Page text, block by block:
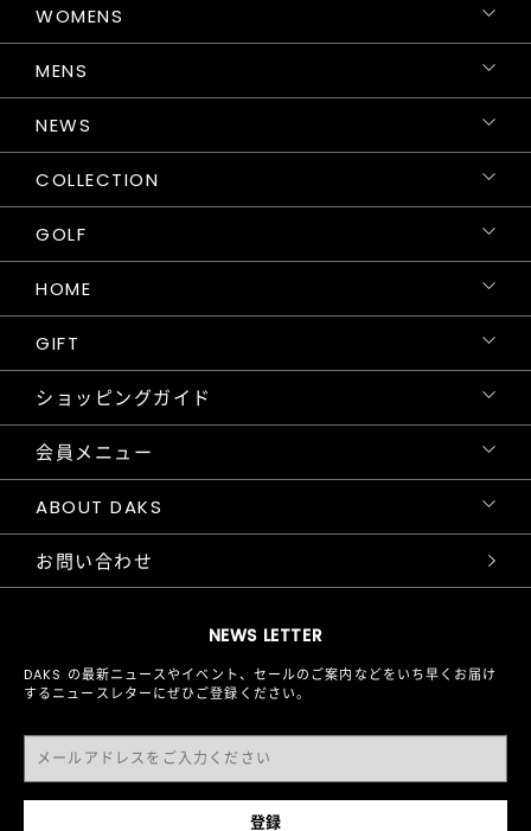
NEWS LETTER
DAKS の最新ニュースやイベント、セールのご案内などをいち早くお届け
するニュースレターにぜひご登録ください。
WOMENS
MENS
NEWS
COLLECTION
GOLF
HOME
GIFT
ショッピングガイド
会員メニュー
ABOUT DAKS
お問い合わせ